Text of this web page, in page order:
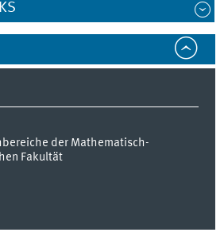
der Mathematisch-
Fakultät